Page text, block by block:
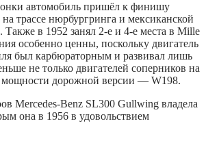
автомобиль пришёл к финишу
трассе нюрбургринга и мексиканской
Также в 1952 занял 2-е и 4-е места в Mille
особенно ценны, поскольку двигатель
был карбюраторным и развивал лишь
не только двигателей соперников на
мощности дорожной версии — W198.
Mercedes-Benz SL300 Gullwing владела
она в 1956 в удовольствием